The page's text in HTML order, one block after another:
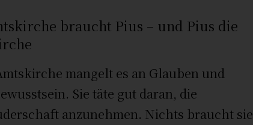
braucht Pius – und Pius die
mangelt es an Glauben und
Sie täte gut daran, die
anzunehmen. Nichts braucht sie